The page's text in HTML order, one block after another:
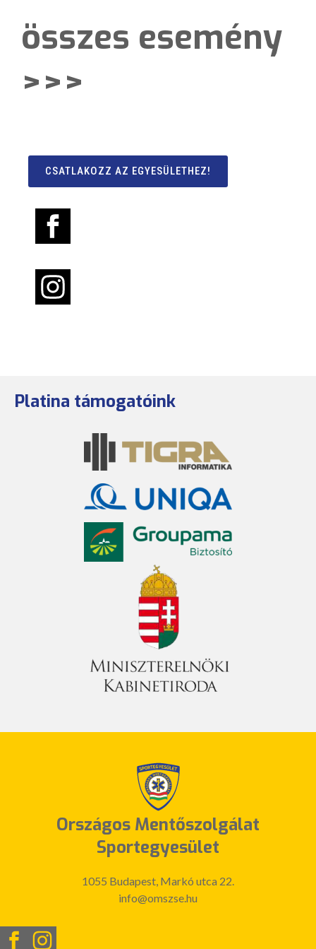
összes esemény
>>>
CSATLAKOZZ AZ EGYESÜLETHEZ!
Platina támogatóink
Országos Mentőszolgálat
Sportegyesület
1055 Budapest, Markó utca 22.
info@omszse.hu